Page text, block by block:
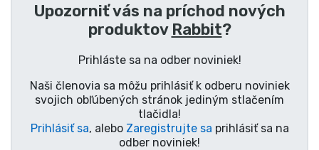
Upozorniť vás na príchod nových
produktov Rabbit?
Prihláste sa na odber noviniek!
Naši členovia sa môžu prihlásiť k odberu noviniek
svojich obľúbených stránok jediným stlačením
tlačidla!
Prihlásiť sa, alebo Zaregistrujte sa prihlásiť sa na
odber noviniek!
Zoradiť podľa Anime
Zoradiť podľa hier
Zoradiť podľa športu
Zoradiť podľa hudby